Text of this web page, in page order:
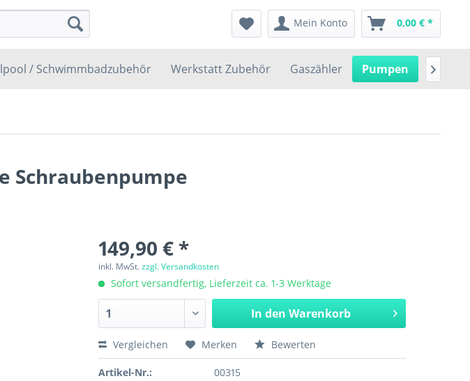
Mein Konto 0,00 € *
/ Schwimmbadzubehör Werkstatt Zubehör Gaszähler Pumpen 
Schraubenpumpe
149,90 € *
inkl. MwSt.zzgl. Versandkosten
Sofort versandfertig, Lieferzeit ca. 1-3 Werktage
In den Warenkorb
Vergleichen Merken Bewerten
Artikel-Nr.: 00315